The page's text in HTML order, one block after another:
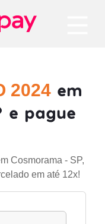
2024 em
e pague
Cosmorama - SP,
em até 12x!